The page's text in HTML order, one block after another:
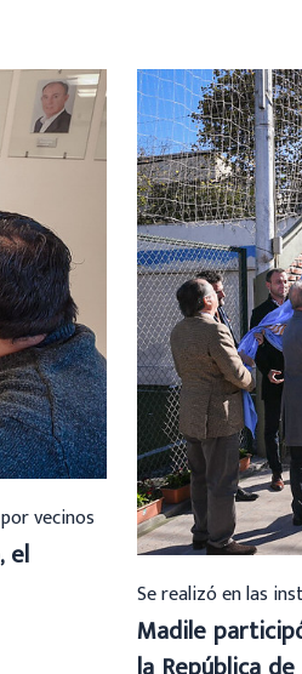
vecinos
el
Se realizó en las
Madile